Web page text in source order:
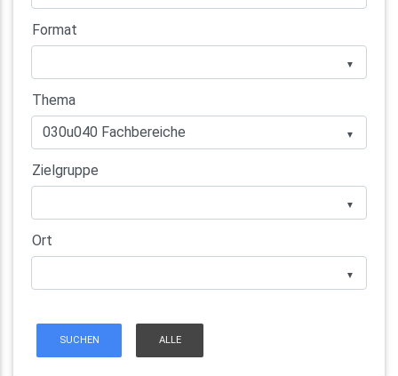
▼
Format
▼
Thema
▼
Zielgruppe
▼
Ort
SUCHEN ALLE